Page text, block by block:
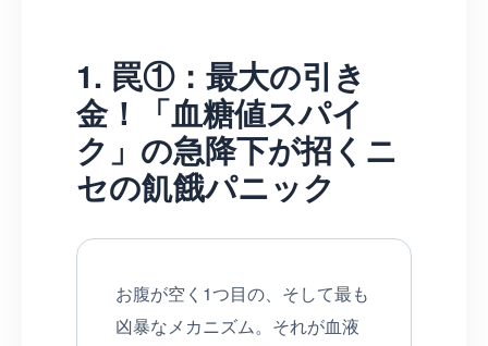
1. 罠①：最大の引き
金！「血糖値スパイ
ク」の急降下が招くニ
セの飢餓パニック
お腹が空く1つ目の、そして最も
凶暴なメカニズム。それが血液